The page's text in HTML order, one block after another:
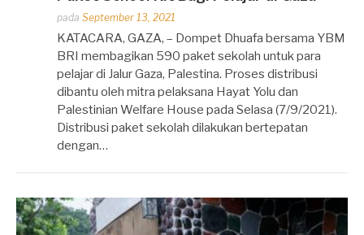
Dipos
oleh
Dhirga
Erlangga
pada September 13, 2021
KATACARA, GAZA, – Dompet Dhuafa bersama YBM
BRI membagikan 590 paket sekolah untuk para
pelajar di Jalur Gaza, Palestina. Proses distribusi
dibantu oleh mitra pelaksana Hayat Yolu dan
Palestinian Welfare House pada Selasa (7/9/2021).
Distribusi paket sekolah dilakukan bertepatan
dengan…